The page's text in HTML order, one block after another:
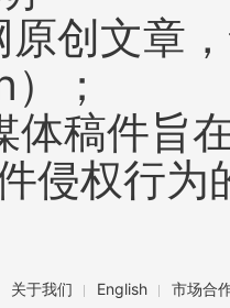
原创文章
；
体稿件旨
侵权行为
关于我们 English 市场合